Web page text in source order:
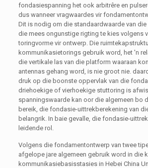
fondasiespanning het ook arbitrêre en
dus wanneer vragwaardes vir
Dit is nodig om die standaardwaarde van
die mees ongunstige rigting te kies volgens
toringvorme vir ontwerp. Die
kommunikasietorings gebruik word, het 'n
die vertikale las van die platform waaraan
antennas gehang word, is nie groot nie.
druk op die boonste oppervlak van die
driehoekige of vierhoekige stuttoring is
spanningswaarde kan oor die algemeen bo
bereik, die fondasie-uittrekberekening van
belangrik. In baie gevalle, die fondasie-
leidende rol.
Volgens die fondamentontwerp van twee
afgelope jare algemeen gebruik word in die
kommunikasiebasisstasies in Hebei China